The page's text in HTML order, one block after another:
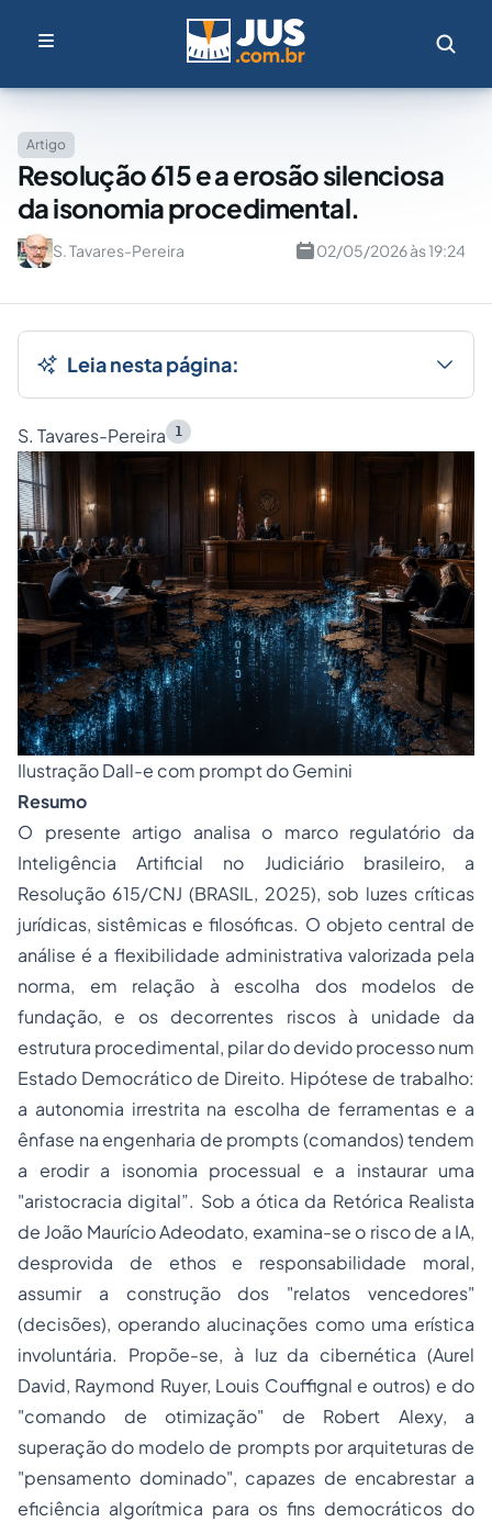
Artigo
Resolução 615 e a erosão silenciosa
da isonomia procedimental.
S. Tavares-Pereira 02/05/2026 às 19:24
Leia nesta página:
S. Tavares-Pereira 1
Ilustração Dall-e com prompt do Gemini
Resumo
O presente artigo analisa o marco regulatório da
Inteligência Artificial no Judiciário brasileiro, a
Resolução 615/CNJ (BRASIL, 2025), sob luzes críticas
jurídicas, sistêmicas e filosóficas. O objeto central de
análise é a flexibilidade administrativa valorizada pela
norma, em relação à escolha dos modelos de
fundação, e os decorrentes riscos à unidade da
estrutura procedimental, pilar do devido processo num
Estado Democrático de Direito. Hipótese de trabalho:
a autonomia irrestrita na escolha de ferramentas e a
ênfase na engenharia de prompts(comandos) tendem
a erodir a isonomia processual e a instaurar uma
"aristocracia digital”. Sob a ótica da Retórica Realista
de João Maurício Adeodato, examina-se o risco de a IA,
desprovida de ethose responsabilidade moral,
assumir a construção dos "relatos vencedores"
(decisões), operando alucinações como uma erística
involuntária. Propõe-se, à luz da cibernética (Aurel
David, Raymond Ruyer, Louis Couffignal e outros) e do
"comando de otimização" de Robert Alexy, a
superação do modelo de promptspor arquiteturas de
"pensamento dominado", capazes de encabrestar a
eficiência algorítmica para os fins democráticos do